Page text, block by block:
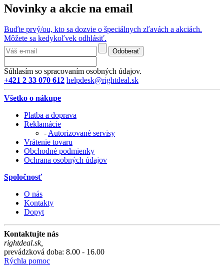
Novinky a akcie na email
Buďte prvý/ou, kto sa dozvie o špeciálnych zľavách a akciách.
Môžete sa kedykoľvek odhlásiť.
Odoberať
Súhlasím so spracovaním osobných údajov.
+421 2 33 070 612 helpdesk@rightdeal.sk
Všetko o nákupe
Platba a doprava
Reklamácie
-Autorizované servisy
Vrátenie tovaru
Obchodné podmienky
Ochrana osobných údajov
Spoločnosť
O nás
Kontakty
Dopyt
Kontaktujte nás
rightdeal.sk,
prevádzková doba: 8.00 - 16.00
Rýchla pomoc